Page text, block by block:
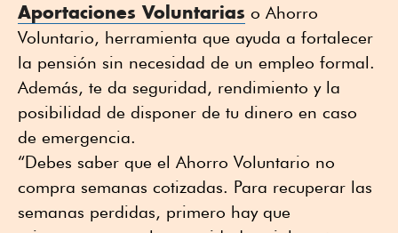
Aportaciones Voluntarias o Ahorro
Voluntario, herramienta que ayuda a fortalecer
la pensión sin necesidad de un empleo formal.
Además, te da seguridad, rendimiento y la
posibilidad de disponer de tu dinero en caso
de emergencia.
“Debes saber que el Ahorro Voluntario no
compra semanas cotizadas. Para recuperar las
semanas perdidas, primero hay que